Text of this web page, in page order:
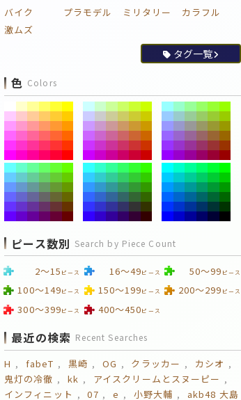
バイク
プラモデル ミリタリー
カラフル
激ムズ
タグ一覧
色 Colors
ピース数別 Search by Piece Count
2～15 ピース 16～49ピース 50～99 ピース
100～149ピース 150～199ピース 200～299 ピース
300～399ピース 400～450ピース
最近の検索 Recent Searches
H fabeT 黒崎 OG クラッカー
カシオ
鬼灯の冷徹
kk
アイスクリームとスヌーピー
インフィニット
07 e 小野大輔
akb48 大島